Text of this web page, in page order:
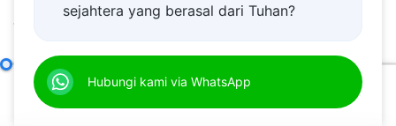
jahat berkembang di mana pun mereka berada di
memilih sekarang, tak seorang pun di antaramu
akan memilih menjadi orang yang tidak cakap—
sejahtera yang berasal dari Tuhan?
D.
dekat kepada Tuhan.
E.Bagaimana menyambut kedatangan
Hubungi kami via WhatsApp
Cara Mengejar Kebenaran (9)Bagian Empat